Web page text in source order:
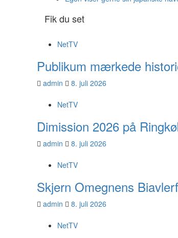
Fik du set
NetTV
Publikum mærkede
admin 8. juli 2026
NetTV
Dimission 2026 på
admin 8. juli 2026
NetTV
Skjern Omegnens
admin 8. juli 2026
NetTV